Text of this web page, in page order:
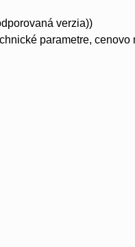
verzia))
parametre,